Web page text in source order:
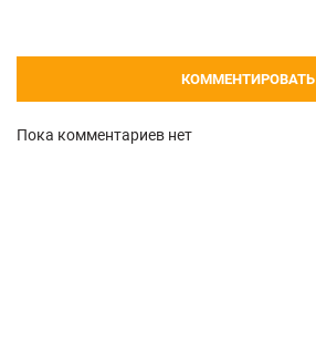
КОММЕНТИРОВАТЬ
Пока комментариев нет